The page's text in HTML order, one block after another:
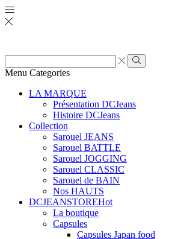
Zone
de
Rechercher
Menu Categories
LA MARQUE
Présentation DCJeans
Histoire DCJeans
Collection
Sarouel JEANS
Sarouel BATTLE
Sarouel JOGGING
Sarouel CLASSIC
Sarouel de BAIN
Nos HAUTS
DCJEANSTOREHot
La boutique
Capsules
Capsules Japan food